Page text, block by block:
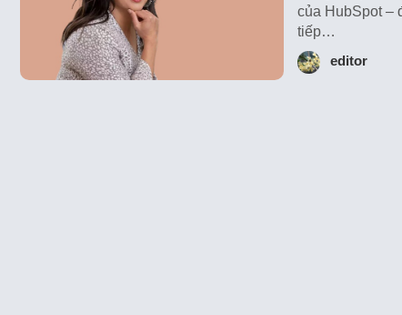
của HubSpot –
tiếp…
editor